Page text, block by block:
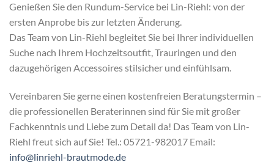
Genießen Sie den Rundum-Service bei Lin-Riehl: von der
ersten Anprobe bis zur letzten Änderung.
Das Team von Lin-Riehl begleitet Sie bei Ihrer individuellen
Suche nach Ihrem Hochzeitsoutfit, Trauringen und den
dazugehörigen Accessoires stilsicher und einfühlsam.
Vereinbaren Sie gerne einen kostenfreien Beratungstermin –
die professionellen Beraterinnen sind für Sie mit großer
Fachkenntnis und Liebe zum Detail da! Das Team von Lin-
Riehl freut sich auf Sie! Tel.: 05721-982017 Email:
info@linriehl-brautmode.de